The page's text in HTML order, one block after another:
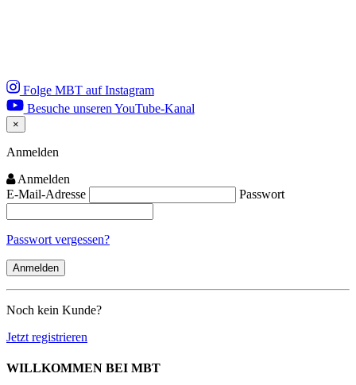
Folge MBT auf Instagram
Besuche unseren YouTube-Kanal
×
Close
Anmelden
Anmelden
E-Mail-Adresse
Passwort
Passwort vergessen?
Noch kein Kunde?
Jetzt registrieren
WILLKOMMEN BEI MBT